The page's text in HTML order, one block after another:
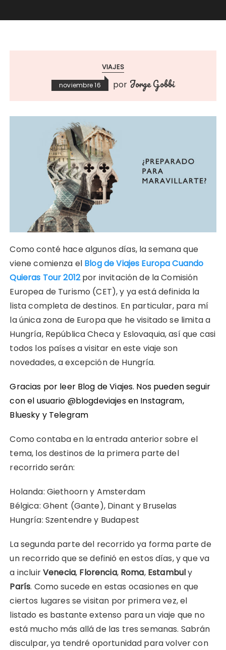
VIAJES
noviembre 16 por Jorge Gobbi
Como conté hace algunos días, la semana que
viene comienza el Blog de Viajes Europa Cuando
Quieras Tour 2012por invitación de la Comisión
Europea de Turismo (CET), y ya está definida la
lista completa de destinos. En particular, para mí
la única zona de Europa que he visitado se limita a
Hungría, República Checa y Eslovaquia, así que casi
todos los países a visitar en este viaje son
novedades, a excepción de Hungría.
Gracias por leer Blog de Viajes. Nos pueden seguir
con el usuario @blogdeviajes en Instagram,
Bluesky y Telegram
Como contaba en la entrada anterior sobre el
tema, los destinos de la primera parte del
recorrido serán:
Holanda: Giethoorn y Amsterdam
Bélgica: Ghent (Gante), Dinant y Bruselas
Hungría: Szentendre y Budapest
La segunda parte del recorrido ya forma parte de
un recorrido que se definió en estos días, y que va
a incluirVenecia, Florencia, Roma, Estambuly
París. Como sucede en estas ocasiones en que
ciertos lugares se visitan por primera vez, el
listado es bastante extenso para un viaje que no
está mucho más allá de las tres semanas. Sabrán
disculpar, ya tendré oportunidad para volver con